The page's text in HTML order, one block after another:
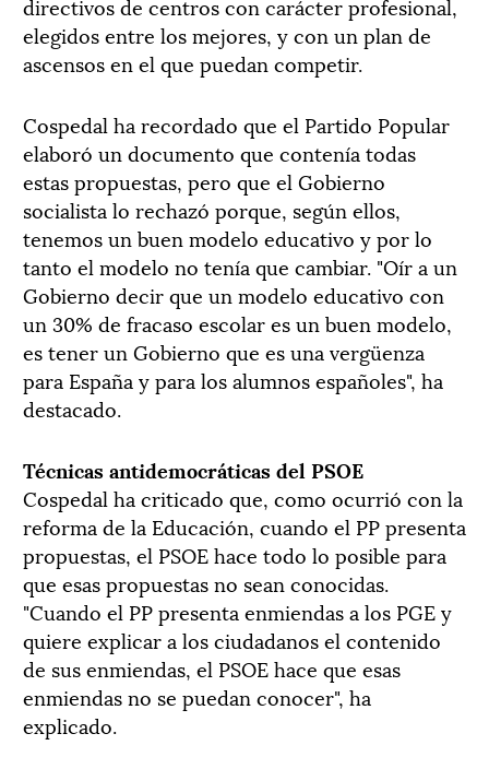
elegidos entre los mejores, y con un plan de
ascensos en el que puedan competir.
Cospedal ha recordado que el Partido Popular
elaboró un documento que contenía todas
estas propuestas, pero que el Gobierno
socialista lo rechazó porque, según ellos,
tenemos un buen modelo educativo y por lo
tanto el modelo no tenía que cambiar. "Oír a un
Gobierno decir que un modelo educativo con
un 30% de fracaso escolar es un buen modelo,
es tener un Gobierno que es una vergüenza
para España y para los alumnos españoles", ha
destacado.
Técnicas antidemocráticas del PSOE
Cospedal ha criticado que, como ocurrió con la
reforma de la Educación, cuando el PP presenta
propuestas, el PSOE hace todo lo posible para
que esas propuestas no sean conocidas.
"Cuando el PP presenta enmiendas a los PGE y
quiere explicar a los ciudadanos el contenido
de sus enmiendas, el PSOE hace que esas
enmiendas no se puedan conocer", ha
explicado.